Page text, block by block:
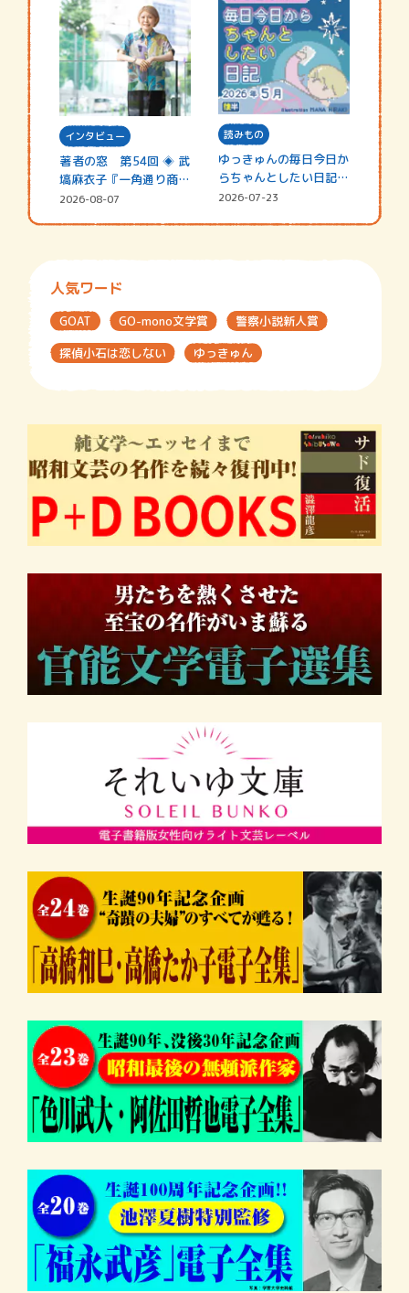
インタビュー
著者の窓 第54回 ◈ 武
塙麻衣子『一角通り商店
街の…
2026-08-07
読みもの
ゆっきゅんの毎日今日か
らちゃんとしたい日記
☆202…
2026-07-23
人気ワード
GOAT GO-mono文学賞
警察小説新人賞
探偵小石は恋しない
ゆっきゅん